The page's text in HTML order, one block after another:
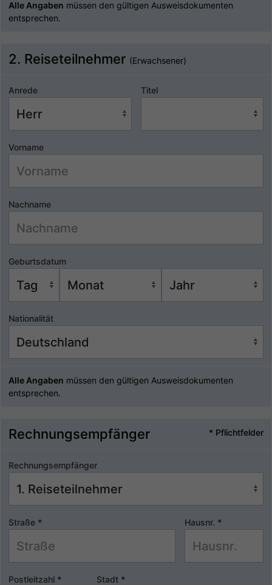
Alle Angaben müssen den gültigen Ausweisdokumenten
entsprechen.
2. Reiseteilnehmer (Erwachsener)
Anrede Titel
Vorname
Nachname
Geburtsdatum
Nationalität
Alle Angaben müssen den gültigen Ausweisdokumenten
entsprechen.
Rechnungsempfänger * Pflichtfelder
Rechnungsempfänger
Straße * Hausnr. *
Postleitzahl * Stadt *